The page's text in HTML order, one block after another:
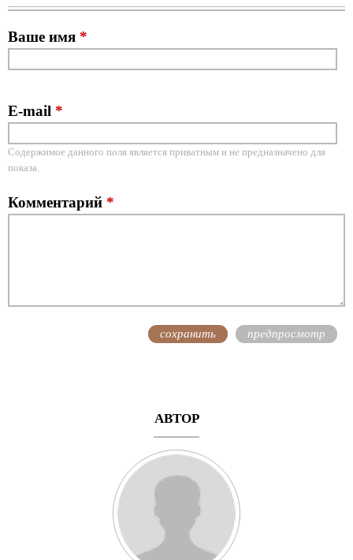
Ваше имя *
E-mail *
Содержимое данного поля является приватным и не предназначено для
показа.
Комментарий *
АВТОР